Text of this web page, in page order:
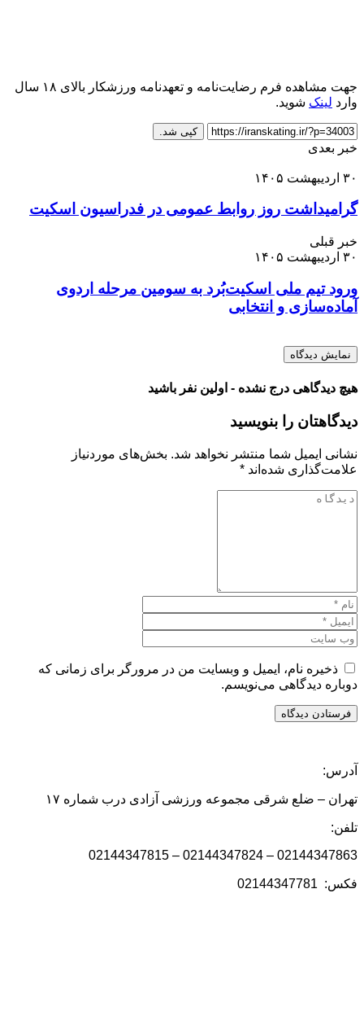
جهت مشاهده فرم رضایت‌نامه و تعهدنامه ورزشکار بالای ۱۸ سال
وارد لینک شوید.
کپی شد.
خبر بعدی
۳۰ اردیبهشت ۱۴۰۵
گرامیداشت روز روابط عمومی در فدراسیون اسکیت
خبر قبلی
۳۰ اردیبهشت ۱۴۰۵
ورود تیم ملی اسکیت‌بُرد به سومین مرحله اردوی
آماده‌سازی و انتخابی
نمایش دیدگاه
هیچ دیدگاهی درج نشده - اولین نفر باشید
دیدگاهتان را بنویسید
نشانی ایمیل شما منتشر نخواهد شد. بخش‌های موردنیاز
علامت‌گذاری شده‌اند *
ذخیره نام، ایمیل و وبسایت من در مرورگر برای زمانی که
دوباره دیدگاهی می‌نویسم.
آدرس:
تهران – ضلع شرقی مجموعه ورزشی آزادی درب شماره ۱۷
تلفن:
02144347863 – 02144347824 – 02144347815
فکس: 02144347781